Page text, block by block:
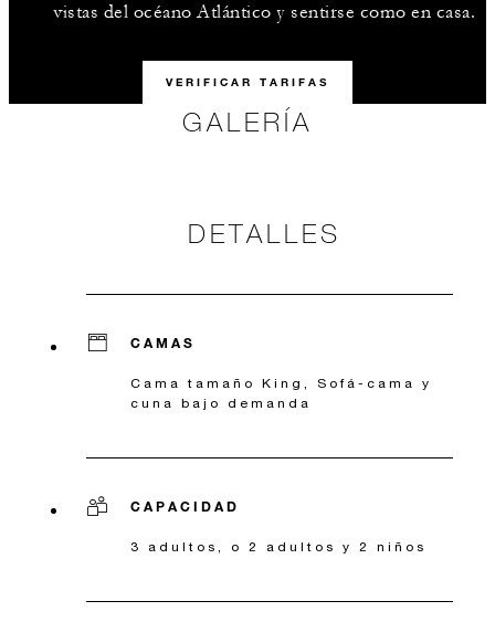
vistas del océano Atlántico y sentirse como en casa.
VERIFICAR TARIFAS
GALERÍA
DETALLES
CAMAS
Cama tamaño King, Sofá-cama y
cuna bajo demanda
CAPACIDAD
3 adultos, o 2 adultos y 2 niños